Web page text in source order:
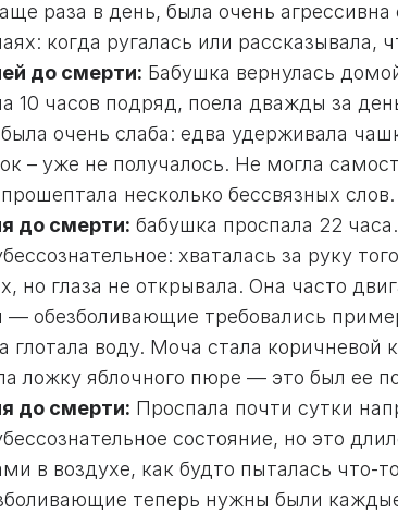
раза в день, была очень
когда ругалась или рассказывала,
до смерти: Бабушка вернулась
10 часов подряд, поела дважды за
очень слаба: едва удерживала
– уже не получалось. Не могла
несколько бессвязных слов.
до смерти: бабушка проспала 22
хваталась за руку
но глаза не открывала. Она часто
— обезболивающие требовались
глотала воду. Моча стала коричневой
ложку яблочного пюре — это был ее
до смерти: Проспала почти сутки
состояние, но это
в воздухе, как будто пыталась что-
теперь нужны были